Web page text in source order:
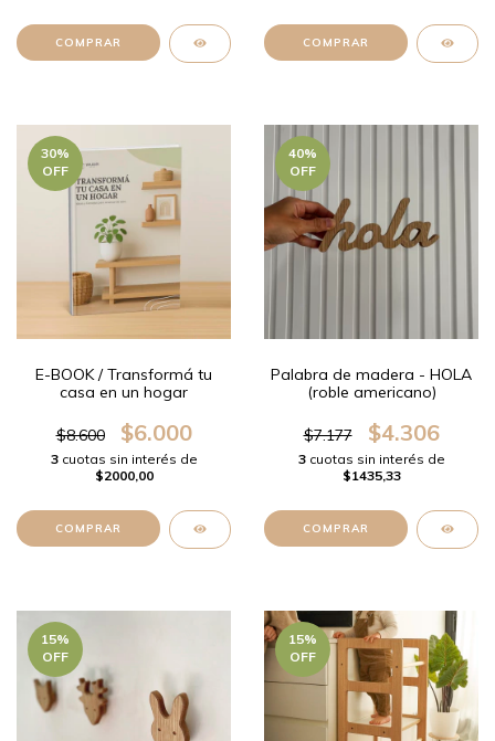
COMPRAR COMPRAR
30%
OFF
E-BOOK / Transformá tu
casa en un hogar
$8.600 $6.000
3cuotas sin interés de
$2000,00
40%
OFF
Palabra de madera - HOLA
(roble americano)
$7.177 $4.306
3cuotas sin interés de
$1435,33
15%
OFF
15%
OFF